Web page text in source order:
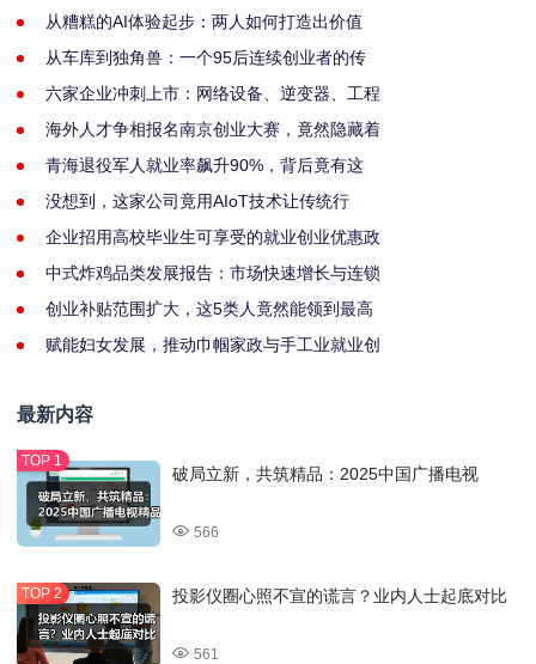
从糟糕的AI体验起步：两人如何打造出价值
从车库到独角兽：一个95后连续创业者的传
六家企业冲刺上市：网络设备、逆变器、工程
海外人才争相报名南京创业大赛，竟然隐藏着
青海退役军人就业率飙升90%，背后竟有这
没想到，这家公司竟用AIoT技术让传统行
企业招用高校毕业生可享受的就业创业优惠政
中式炸鸡品类发展报告：市场快速增长与连锁
创业补贴范围扩大，这5类人竟然能领到最高
赋能妇女发展，推动巾帼家政与手工业就业创
最新内容
破局立新，共筑精品：2025中国广播电视
566
投影仪圈心照不宣的谎言？业内人士起底对比
561